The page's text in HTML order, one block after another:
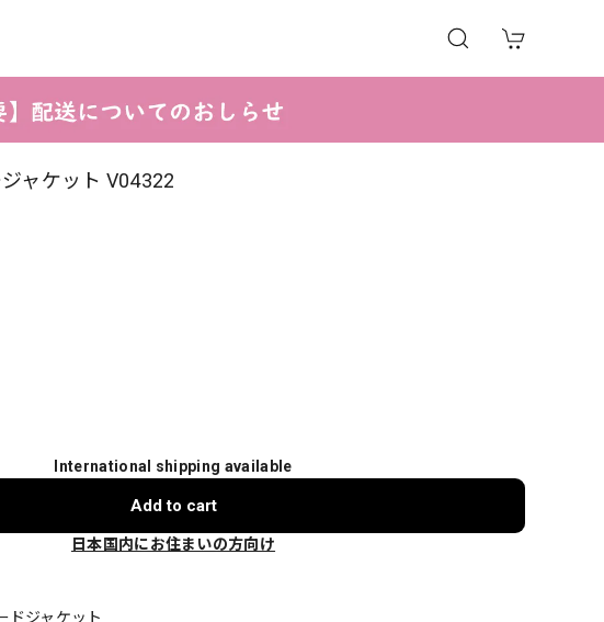
ャケット V04322
International shipping available
Add to cart
日本国内にお住まいの方向け
ドジャケット